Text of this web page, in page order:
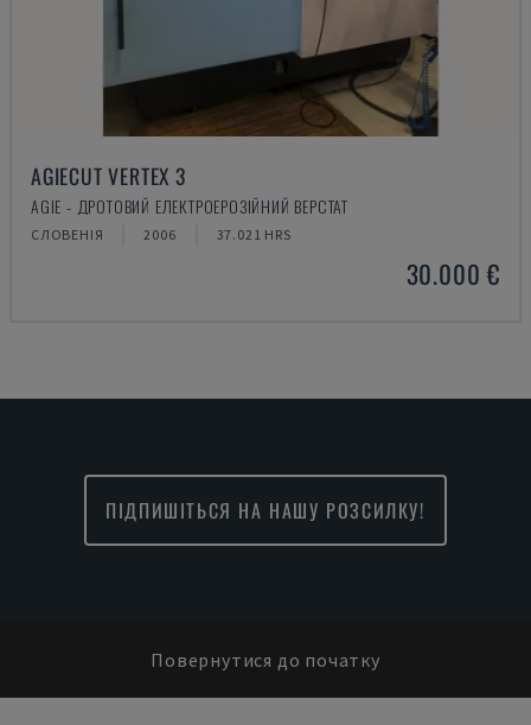
AGIECUT VERTEX 3
AGIE - ДРОТОВИЙ ЕЛЕКТРОЕРОЗІЙНИЙ ВЕРСТАТ
СЛОВЕНІЯ 2006 37.021 HRS
30.000 €
ПІДПИШІТЬСЯ НА НАШУ РОЗСИЛКУ!
Повернутися до початку